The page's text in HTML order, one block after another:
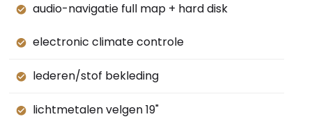
audio-navigatie full map + hard disk
electronic climate controle
lederen/stof bekleding
lichtmetalen velgen 19"